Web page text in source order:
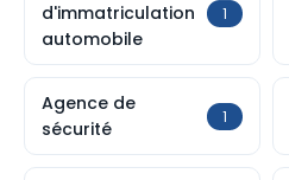
d'immatriculation
automobile
1
Agence de
sécurité
1